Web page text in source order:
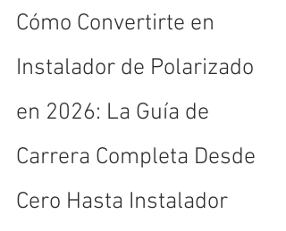
Cómo Convertirte en
Instalador de Polarizado
en 2026: La Guía de
Carrera Completa Desde
Cero Hasta Instalador